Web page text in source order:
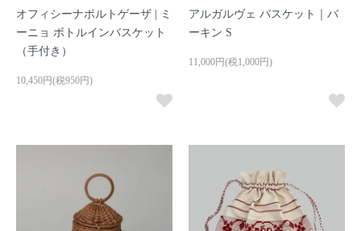
オフィシーナポルトゲーザ | ミ
ーニョ ボトルインバスケット
（手付き）
10,450円(税950円)
アルガルヴェ バスケット｜バ
ーキン S
11,000円(税1,000円)